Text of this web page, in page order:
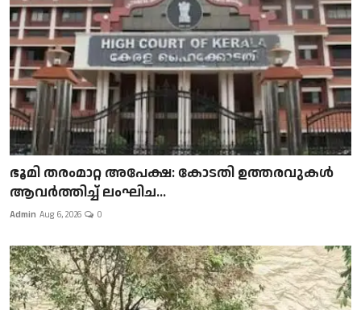
ഭൂമി തരംമാറ്റ അപേക്ഷ: കോടതി ഉത്തരവുകൾ
ആവർത്തിച്ച് ലംഘിച...
Admin Aug 6, 2026 0